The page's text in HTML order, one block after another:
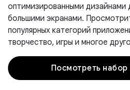
оптимизированными дизайнами
большими экранами.
популярных категорий
творчество, игры и многое
Посмотреть набор